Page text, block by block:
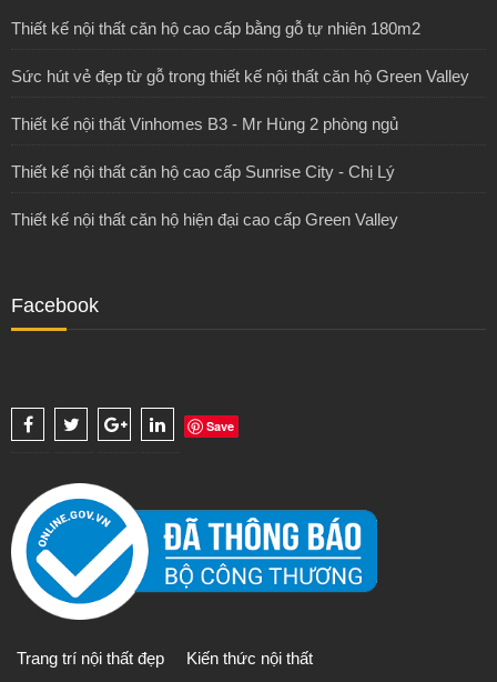
Thiết kế nội thất căn hộ cao cấp bằng gỗ tự nhiên 180m2
Sức hút vẻ đẹp từ gỗ trong thiết kế nội thất căn hộ Green Valley
Thiết kế nội thất Vinhomes B3 - Mr Hùng 2 phòng ngủ
Thiết kế nội thất căn hộ cao cấp Sunrise City - Chị Lý
Thiết kế nội thất căn hộ hiện đại cao cấp Green Valley
Facebook
Save
Trang trí nội thất đẹp Kiến thức nội thất